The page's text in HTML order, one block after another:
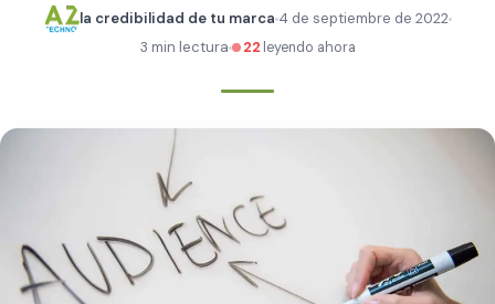
la credibilidad de tu marca 4 de septiembre de 2022
3 min lectura
22 leyendo ahora